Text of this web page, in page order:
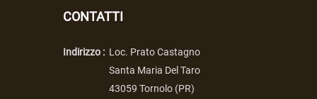
CONTATTI
Indirizzo : Loc. Prato Castagno
Santa Maria Del Taro
43059 Tornolo (PR)